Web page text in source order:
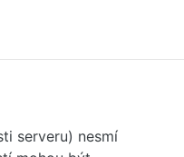
serveru) nesmí